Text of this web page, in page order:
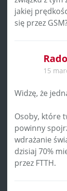
jakiej
się przez
15
Widzę, że
Osoby, które
powinny
wdrażanie
dzisiaj 70%
przez FTTH.